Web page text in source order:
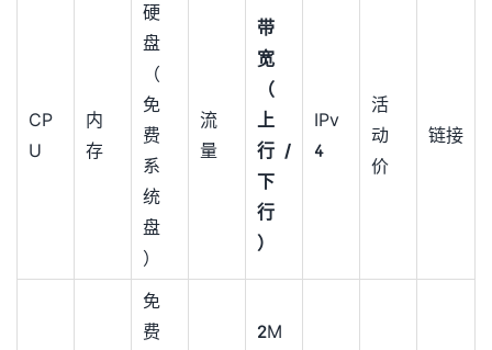
CP
U
内
存
硬
盘
（
免
费
系
统
盘
）
流
量
带
宽
（
上
行/
下
行
）
IPv
4
活
动
价
链接
免
费
2M